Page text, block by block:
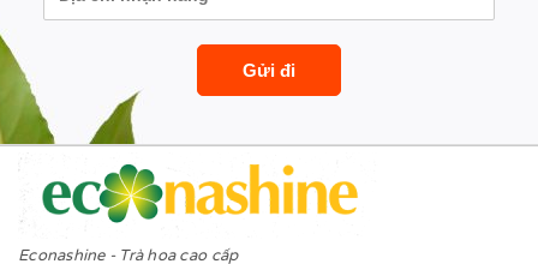
Econashine - Trà hoa cao cấp